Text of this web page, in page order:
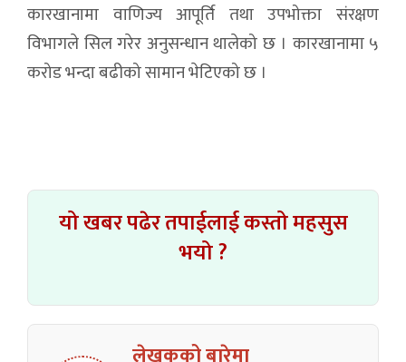
कारखानामा वाणिज्य आपूर्ति तथा उपभोक्ता संरक्षण
विभागले सिल गरेर अनुसन्धान थालेको छ । कारखानामा ५
करोड भन्दा बढीको सामान भेटिएको छ ।
यो खबर पढेर तपाईलाई कस्तो महसुस
भयो ?